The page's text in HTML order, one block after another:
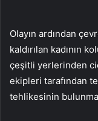
Olayın ardından
kaldırılan kadının
çeşitli yerlerinden
ekipleri tarafından
tehlikesinin